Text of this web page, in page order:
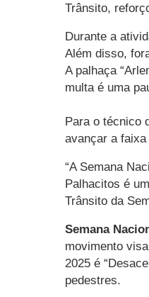
Trânsito,
Durante a
Além disso,
A palhaça
multa é uma
Para o técnico
avançar a
“A Semana
Palhacitos é
Trânsito da
Semana
movimento
2025 é
pedestres.